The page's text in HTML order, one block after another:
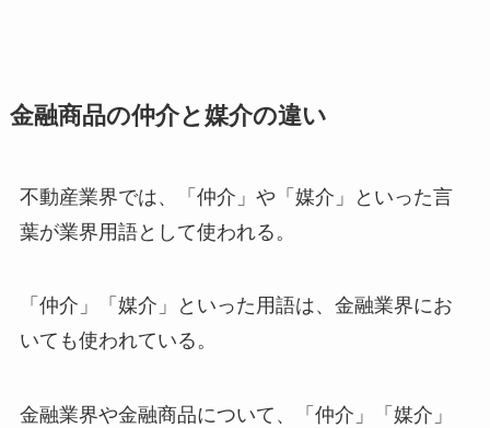
金融商品の仲介と媒介の違い
不動産業界では、「仲介」や「媒介」といった言
葉が業界用語として使われる。
「仲介」「媒介」といった用語は、金融業界にお
いても使われている。
金融業界や金融商品について、「仲介」「媒介」